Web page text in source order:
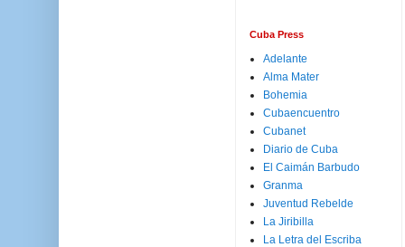
Cuba Press
Adelante
Alma Mater
Bohemia
Cubaencuentro
Cubanet
Diario de Cuba
El Caimán Barbudo
Granma
Juventud Rebelde
La Jiribilla
La Letra del Escriba